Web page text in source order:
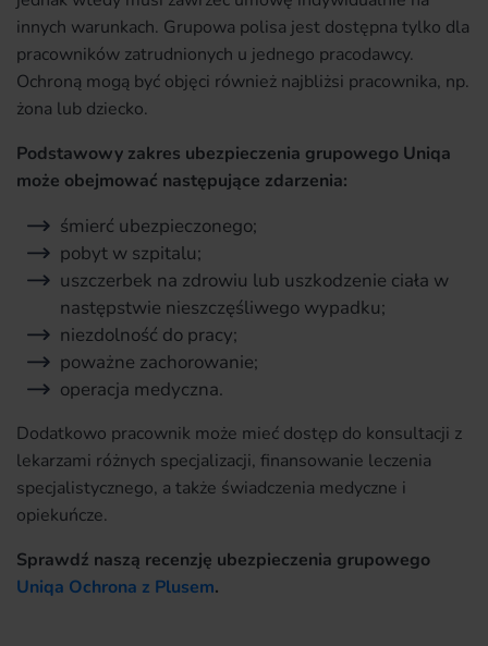
innych warunkach. Grupowa polisa jest dostępna tylko dla
pracowników zatrudnionych u jednego pracodawcy.
Ochroną mogą być objęci również najbliżsi pracownika, np.
żona lub dziecko.
Podstawowy zakres ubezpieczenia grupowego Uniqa
może obejmować następujące zdarzenia:
śmierć ubezpieczonego;
pobyt w szpitalu;
uszczerbek na zdrowiu lub uszkodzenie ciała w
następstwie nieszczęśliwego wypadku;
niezdolność do pracy;
poważne zachorowanie;
operacja medyczna.
Dodatkowo pracownik może mieć dostęp do konsultacji z
lekarzami różnych specjalizacji, finansowanie leczenia
specjalistycznego, a także świadczenia medyczne i
opiekuńcze.
Sprawdź naszą recenzję ubezpieczenia grupowego
Uniqa Ochrona z Plusem.